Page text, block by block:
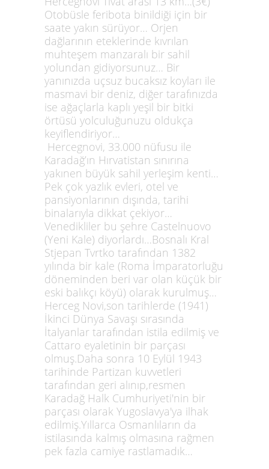
Otobüsle feribota binildiği için bir
saate yakın sürüyor… Orjen
dağlarının eteklerinde kıvrılan
muhteşem manzaralı bir sahil
yolundan gidiyorsunuz… Bir
yanınızda uçsuz bucaksız koyları ile
masmavi bir deniz, diğer tarafınızda
ise ağaçlarla kaplı yeşil bir bitki
örtüsü yolculuğunuzu oldukça
keyiflendiriyor…
Hercegnovi, 33.000 nüfusu ile
Karadağ’ın Hırvatistan sınırına
yakınen büyük sahil yerleşim kenti…
Pek çok yazlık evleri, otel ve
pansiyonlarının dışında, tarihi
binalarıyla dikkat çekiyor…
Venedikliler bu şehre Castelnuovo
(Yeni Kale) diyorlardı…Bosnalı Kral
Stjepan Tvrtko tarafından 1382
yılında bir kale (Roma İmparatorluğu
döneminden beri var olan küçük bir
eski balıkçı köyü) olarak kurulmuş…
Herceg Novi,son tarihlerde (1941)
İkinci Dünya Savaşı sırasında
İtalyanlar tarafından istila edilmiş ve
Cattaro eyaletinin bir parçası
olmuş.Daha sonra 10 Eylül 1943
tarihinde Partizan kuvvetleri
tarafından geri alınıp,resmen
Karadağ Halk Cumhuriyeti'nin bir
parçası olarak Yugoslavya'ya ilhak
edilmiş.Yıllarca Osmanlıların da
istilasında kalmış olmasına rağmen
pek fazla camiye rastlamadık…